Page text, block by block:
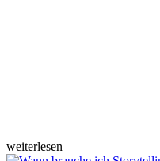
weiterlesen